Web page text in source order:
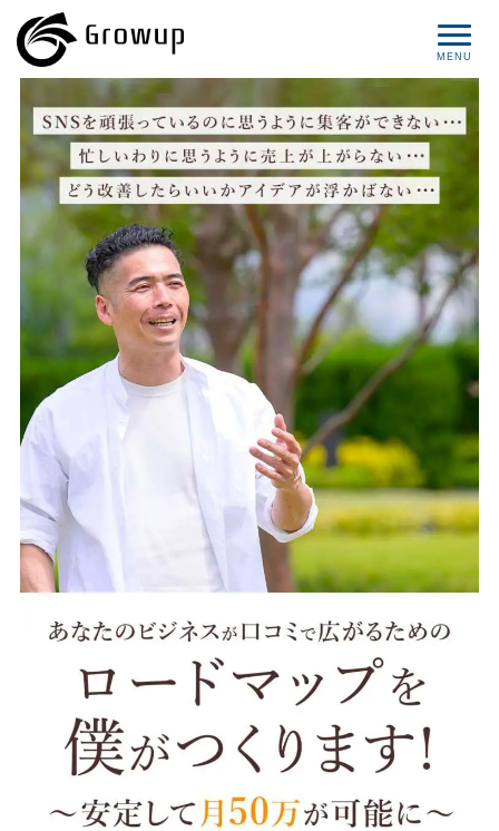
コンセプト
プロフィール
サービス
セミナー情報
レポート
ブログ
お問い合わせ